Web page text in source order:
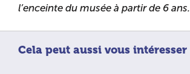
l’enceinte du musée à partir de 6 ans.
Cela peut aussi vous intéresser